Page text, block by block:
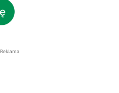
Reklama